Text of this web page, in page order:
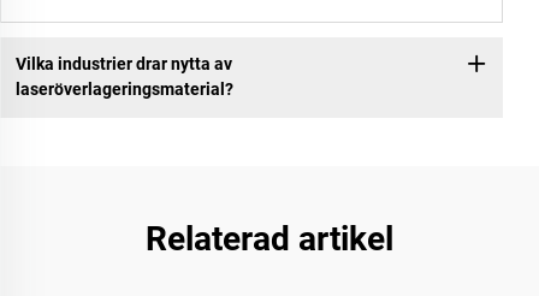
Vilka industrier drar nytta av
laseröverlageringsmaterial?
Relaterad artikel